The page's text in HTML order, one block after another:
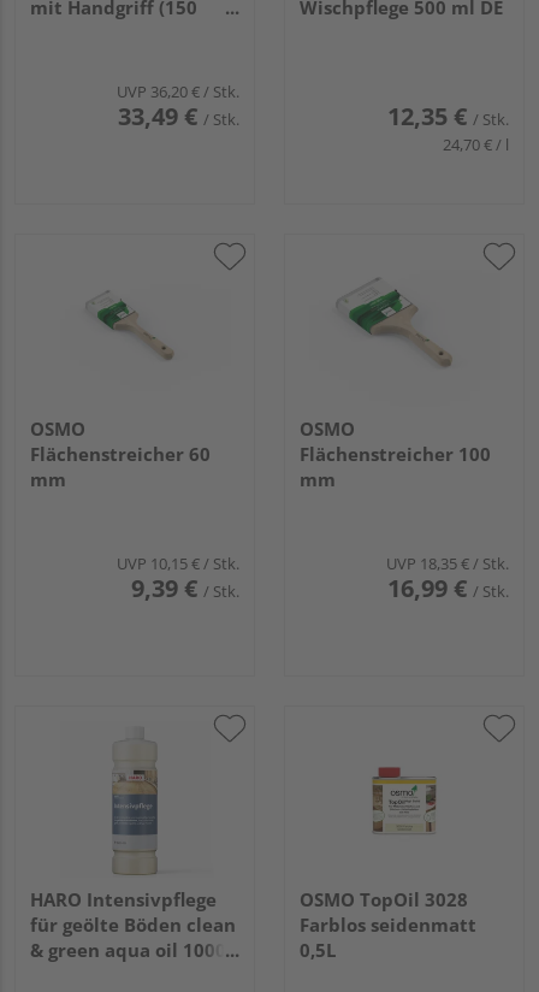
mit Handgriff (150
UVP 36,20 €/ Stk.
33,49 € / Stk.
Wischpflege 500 ml DE
12,35 € / Stk.
24,70 € / l
OSMO
Flächenstreicher 60
mm
UVP 10,15 €/ Stk.
9,39 € / Stk.
OSMO
Flächenstreicher 100
mm
UVP 18,35 €/ Stk.
16,99 € / Stk.
HARO Intensivpflege
für geölte Böden clean
& green aqua oil 1000
OSMO TopOil 3028
Farblos seidenmatt
0,5L